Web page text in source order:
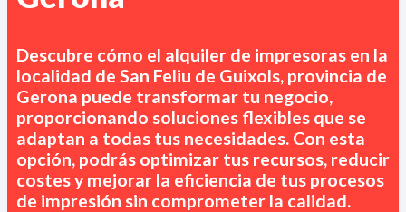
Descubre cómo el alquiler de impresoras en la
localidad de San Feliu de Guixols, provincia de
Gerona puede transformar tu negocio,
proporcionando soluciones flexibles que se
adaptan a todas tus necesidades. Con esta
opción, podrás optimizar tus recursos, reducir
costes y mejorar la eficiencia de tus procesos
de impresión sin comprometer la calidad.